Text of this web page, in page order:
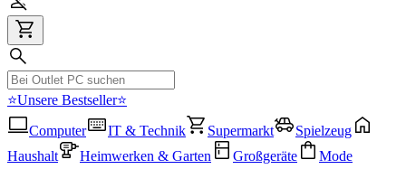
⭐Unsere Bestseller⭐
Computer
IT & Technik Supermarkt
Spielzeug
Haushalt
Heimwerken & Garten Großgeräte Mode